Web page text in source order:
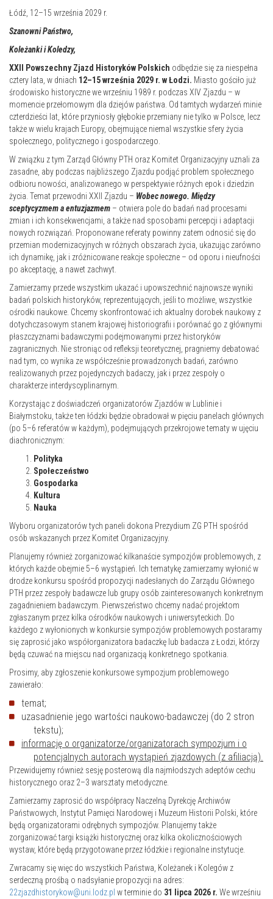
Łódź, 12–15 września 2029 r.
Szanowni Państwo,
Koleżanki iKoledzy,
XXII Powszechny Zjazd Historyków Polskich odbędzie się za niespełna
cztery lata, w dniach 12–15 września 2029 r. w Łodzi. Miasto gościło już
środowisko historyczne we wrześniu 1989 r. podczas XIV Zjazdu – w
momencie przełomowym dla dziejów państwa. Od tamtych wydarzeń minie
czterdzieści lat, które przyniosły głębokie przemiany nie tylko w Polsce, lecz
także w wielu krajach Europy, obejmujące niemal wszystkie sfery życia
społecznego, politycznego i gospodarczego.
W związku z tym Zarząd Główny PTH oraz Komitet Organizacyjny uznali za
zasadne, aby podczas najbliższego Zjazdu podjąć problem społecznego
odbioru nowości, analizowanego w perspektywie różnych epok i dziedzin
życia. Temat przewodni XXII Zjazdu – Wobec nowego. Między
sceptycyzmem a entuzjazmem – otwiera pole do badań nad procesami
zmian i ich konsekwencjami, a także nad sposobami percepcji i adaptacji
nowych rozwiązań. Proponowane referaty powinny zatem odnosić się do
przemian modernizacyjnych w różnych obszarach życia, ukazując zarówno
ich dynamikę, jak i zróżnicowane reakcje społeczne – od oporu i nieufności
po akceptację, a nawet zachwyt.
Zamierzamy przede wszystkim ukazać i upowszechnić najnowsze wyniki
badań polskich historyków, reprezentujących, jeśli to możliwe, wszystkie
ośrodki naukowe. Chcemy skonfrontować ich aktualny dorobek naukowy z
dotychczasowym stanem krajowej historiografii i porównać go z głównymi
płaszczyznami badawczymi podejmowanymi przez historyków
zagranicznych. Nie stroniąc od refleksji teoretycznej, pragniemy debatować
nad tym, co wynika ze współcześnie prowadzonych badań, zarówno
realizowanych przez pojedynczych badaczy, jak i przez zespoły o
charakterze interdyscyplinarnym.
Korzystając z doświadczeń organizatorów Zjazdów w Lublinie i
Białymstoku, także ten łódzki będzie obradował w pięciu panelach głównych
(po 5–6 referatów w każdym), podejmujących przekrojowe tematy w ujęciu
diachronicznym:
Polityka
Społeczeństwo
Gospodarka
Kultura
Nauka
Wyboru organizatorów tych paneli dokona Prezydium ZG PTH spośród
osób wskazanych przez Komitet Organizacyjny.
Planujemy również zorganizować kilkanaście sympozjów problemowych, z
których każde obejmie 5–6 wystąpień. Ich tematykę zamierzamy wyłonić w
drodze konkursu spośród propozycji nadesłanych do Zarządu Głównego
PTH przez zespoły badawcze lub grupy osób zainteresowanych konkretnym
zagadnieniem badawczym. Pierwszeństwo chcemy nadać projektom
zgłaszanym przez kilka ośrodków naukowych i uniwersyteckich. Do
każdego z wyłonionych w konkursie sympozjów problemowych postaramy
się zaprosić jako współorganizatora badaczkę lub badacza z Łodzi, którzy
będą czuwać na miejscu nad organizacją konkretnego spotkania.
Prosimy, aby zgłoszenie konkursowe sympozjum problemowego
zawierało:
temat;
uzasadnienie jego wartości naukowo-badawczej (do 2 stron
tekstu);
informację o organizatorze/organizatorach sympozjum i o
potencjalnych autorach wystąpień zjazdowych (z afiliacją).
Przewidujemy również sesję posterową dla najmłodszych adeptów cechu
historycznego oraz 2–3 warsztaty metodyczne.
Zamierzamy zaprosić do współpracy Naczelną Dyrekcję Archiwów
Państwowych, Instytut Pamięci Narodowej i Muzeum Historii Polski, które
będą organizatorami odrębnych sympozjów. Planujemy także
zorganizować targi książki historycznej oraz kilka okolicznościowych
wystaw, które będą przygotowane przez łódzkie i regionalne instytucje.
Zwracamy się więc do wszystkich Państwa, Koleżanek i Kolegów z
serdeczną prośbą o nadsyłanie propozycji na adres:
22zjazdhistorykow@uni.lodz.pl w terminie do 31 lipca 2026 r. We wrześniu